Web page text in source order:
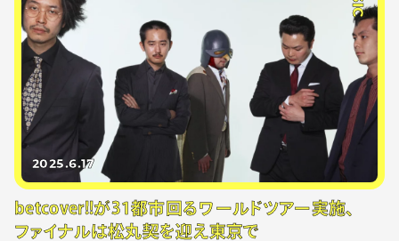
2025.6.17
betcover!!が31都市回るワールドツアー実施、
ファイナルは松丸契を迎え東京で